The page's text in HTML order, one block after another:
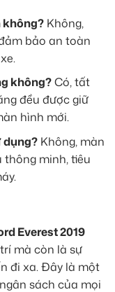
không?Không,
bảo an toàn
không?Có, tất
đều được giữ
hình mới.
dụng?Không, màn
thông minh, tiêu
Everest 2019
mà còn là sự
đi xa. Đây là một
sách của mọi